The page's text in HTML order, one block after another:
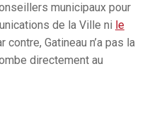
municipaux pour
de la Ville ni le
Gatineau n’a pas la
directement au